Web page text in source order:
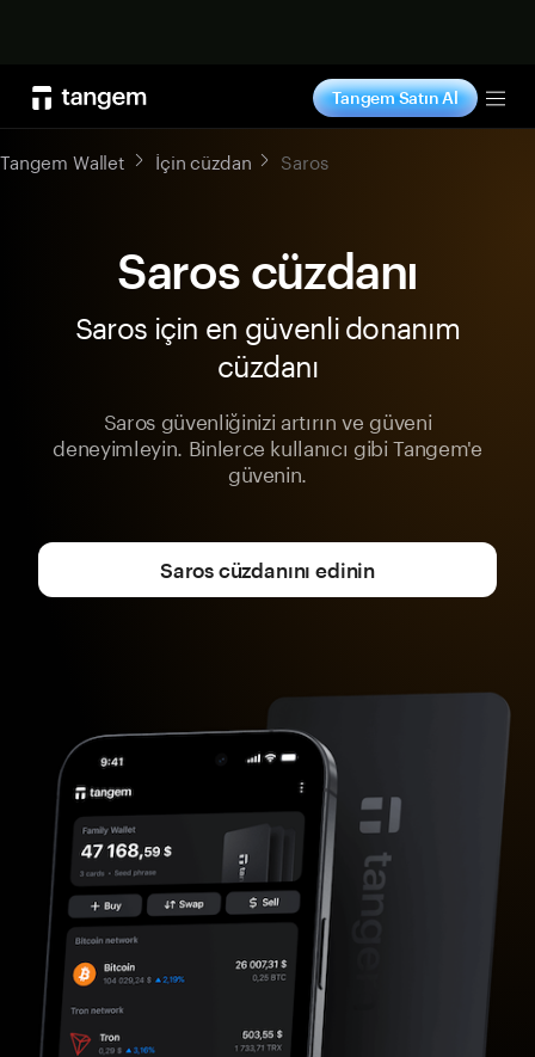
Tangem Satın Al
Tangem Wallet İçin cüzdan Saros
Saros cüzdanı
Saros için en güvenli donanım
cüzdanı
Saros güvenliğinizi artırın ve güveni
deneyimleyin. Binlerce kullanıcı gibi Tangem'e
güvenin.
Saros cüzdanını edinin